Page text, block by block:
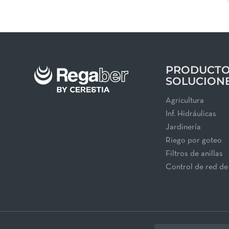
Agricultura
Inf. Hidráulicas
Jardinería
Riego por goteo
Filtros de anillas
Control de red de